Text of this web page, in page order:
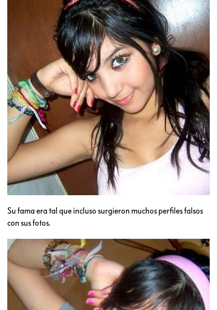
Su fama era tal que incluso surgieron muchos perfiles falsos
con sus fotos.